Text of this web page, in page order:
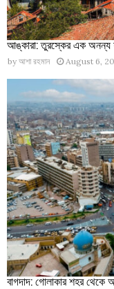
আঙ্কারা: তুরস্কের এক অনন্য
by আশা রহমান August 6,
বাগদাদ: গোলাকার শহর থেকে